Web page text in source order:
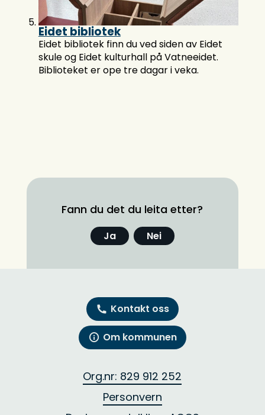
Eidet bibliotek
Eidet bibliotek finn du ved siden av Eidet
skule og Eidet kulturhall på Vatneeidet.
Biblioteket er ope tre dagar i veka.
Fann du det du leita etter?
Ja Nei
Kontakt oss
Om kommunen
Org.nr: 829 912 252
Personvern